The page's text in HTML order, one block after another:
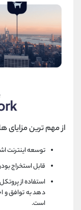
از مهم‌ ترین مزایای
توسعه اینترنت
قابل استخراج
دهد به توافق و
است.